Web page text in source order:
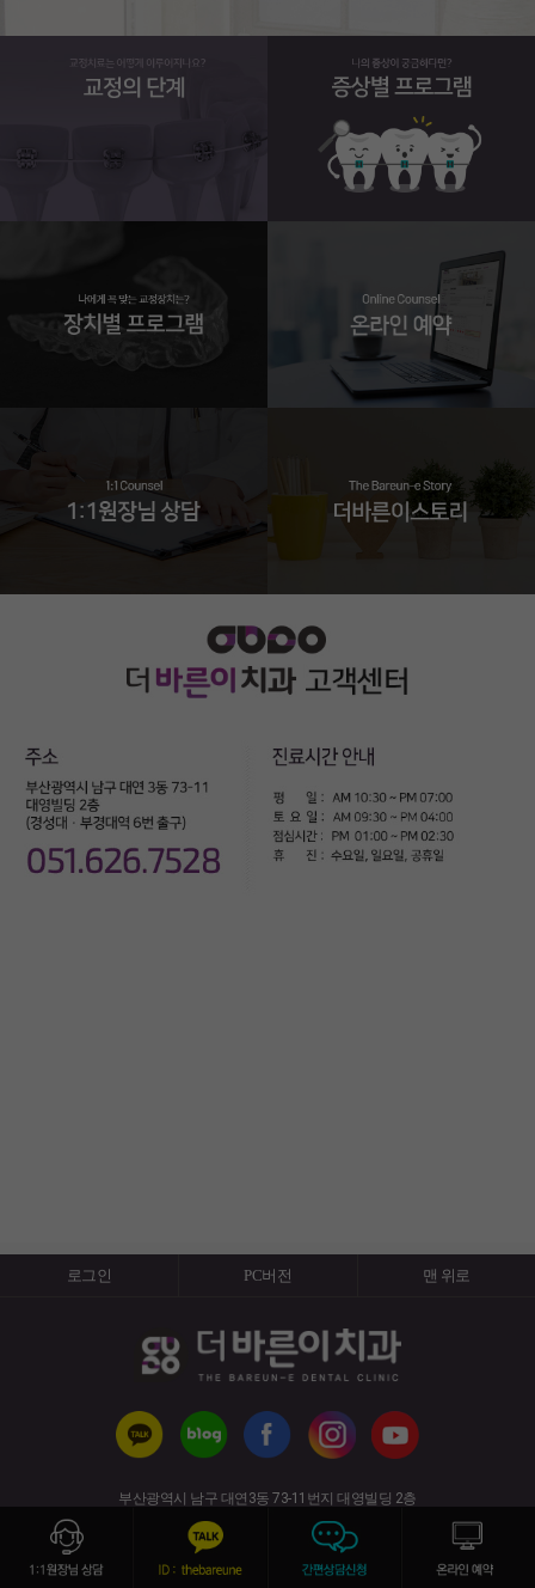
로그인 PC버전 맨 위로
부산광역시 남구 대연3동 73-11번지 대영빌딩 2층
(경성대·부경대역 6번 출구)
사업자번호 : 617-91-50820 전화번호 : 051-626-7528
copyright (c) 2019 All rights reserved.